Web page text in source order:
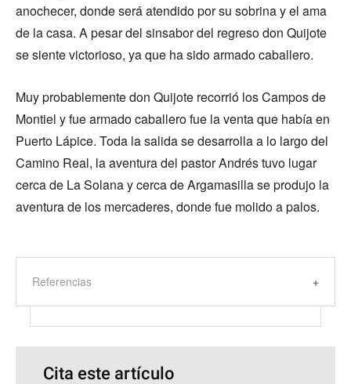
anochecer, donde será atendido por su sobrina y el ama
de la casa. A pesar del sinsabor del regreso don Quijote
se siente victorioso, ya que ha sido armado caballero.
Muy probablemente don Quijote recorrió los Campos de
Montiel y fue armado caballero fue la venta que había en
Puerto Lápice. Toda la salida se desarrolla a lo largo del
Camino Real, la aventura del pastor Andrés tuvo lugar
cerca de La Solana y cerca de Argamasilla se produjo la
aventura de los mercaderes, donde fue molido a palos.
Referencias
Cita este artículo